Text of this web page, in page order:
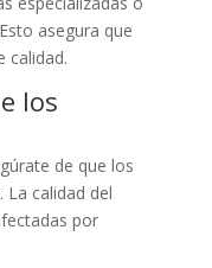
asegura que
calidad.
los
de que los
La calidad del
por